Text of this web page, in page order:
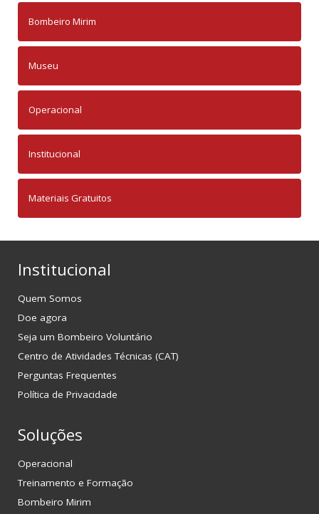
Bombeiro Mirim
Museu
Operacional
Institucional
Materiais Gratuitos
Institucional
Quem Somos
Doe agora
Seja um Bombeiro Voluntário
Centro de Atividades Técnicas (CAT)
Perguntas Frequentes
Política de Privacidade
Soluções
Operacional
Treinamento e Formação
Bombeiro Mirim